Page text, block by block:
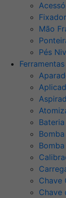
Mão
Pés
Bateria
Chave
Chave